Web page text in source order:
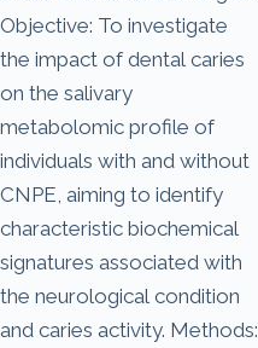
Objective: To investigate
the impact of dental caries
on the salivary
metabolomic profile of
individuals with and without
CNPE, aiming to identify
characteristic biochemical
signatures associated with
the neurological condition
and caries activity. Methods: